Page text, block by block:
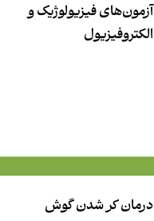
آزمون‌های فیزیولوژیک و
الکتروفیزیول
درمان کر شدن گوش